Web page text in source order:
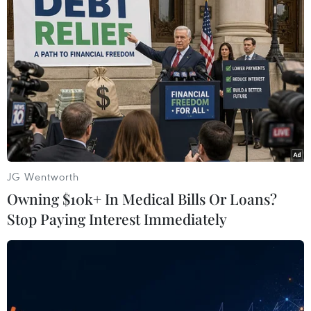
Theo dõi VietnamPlus
TIN LIÊN QUAN
JG Wentworth
Owning $10k+ In Medical Bills Or Loans?
Stop Paying Interest Immediately